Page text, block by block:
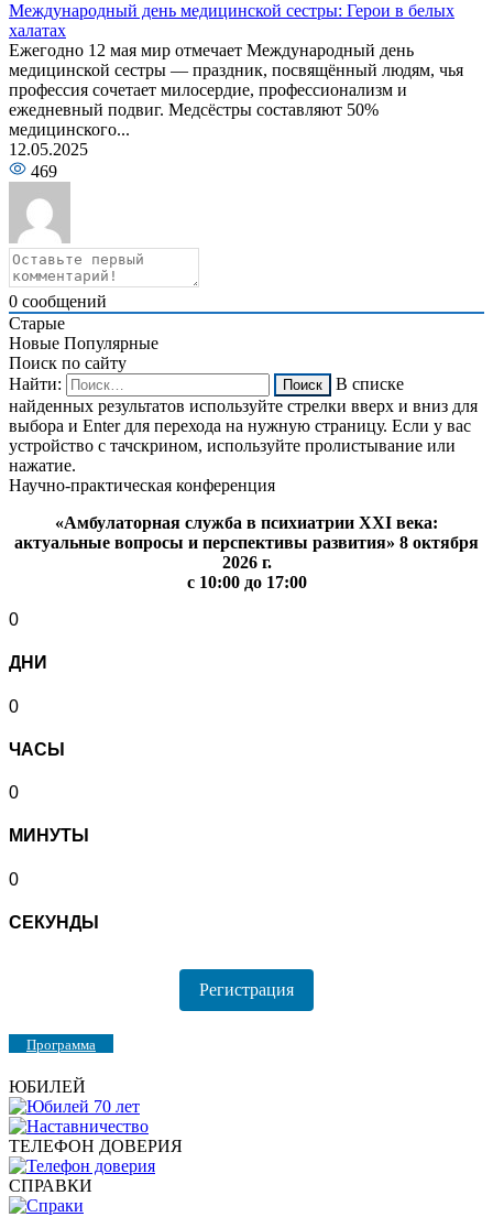
Международный день медицинской сестры: Герои в белых
халатах
Ежегодно 12 мая мир отмечает Международный день
медицинской сестры — праздник, посвящённый людям, чья
профессия сочетает милосердие, профессионализм и
ежедневный подвиг. Медсёстры составляют 50%
медицинского...
12.05.2025
469
0 сообщений
Старые
Новые Популярные
Поиск по сайту
Найти:
В списке
найденных результатов используйте стрелки вверх и вниз для
выбора и Enter для перехода на нужную страницу. Если у вас
устройство с тачскрином, используйте пролистывание или
нажатие.
Научно-практическая конференция
«Амбулаторная служба в психиатрии XXI века:
актуальные вопросы и перспективы развития» 8 октября
2026 г.
с 10:00 до 17:00
0
ДНИ
0
ЧАСЫ
0
МИНУТЫ
0
СЕКУНДЫ
Регистрация
Программа
ЮБИЛЕЙ
ТЕЛЕФОН ДОВЕРИЯ
СПРАВКИ